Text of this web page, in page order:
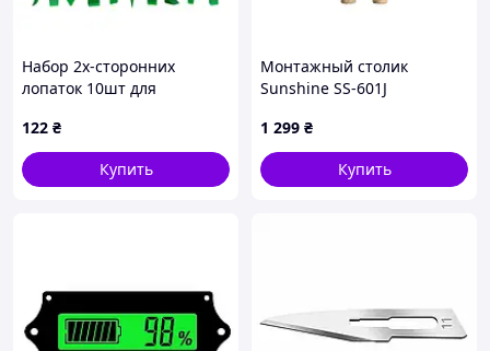
Набор 2х-сторонних
лопаток 10шт для
разборки электроники,
пластик MDR
122 ₴
Купить
Монтажный столик
Sunshine SS-601J
1 299 ₴
Купить